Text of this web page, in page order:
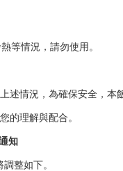
等情況，請勿使用。
述情況，為確保安全，本
的理解與配合。
知
整如下。